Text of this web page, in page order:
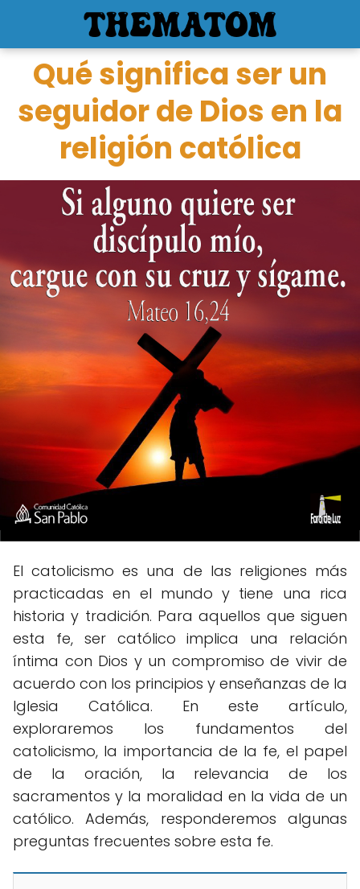
Qué significa ser un
seguidor de Dios en la
religión católica
El catolicismo es una de las religiones más
practicadas en el mundo y tiene una rica
historia y tradición. Para aquellos que siguen
esta fe, ser católico implica una relación
íntima con Dios y un compromiso de vivir de
acuerdo con los principios y enseñanzas de la
Iglesia Católica. En este artículo,
exploraremos los fundamentos del
catolicismo, la importancia de la fe, el papel
de la oración, la relevancia de los
sacramentos y la moralidad en la vida de un
católico. Además, responderemos algunas
preguntas frecuentes sobre esta fe.